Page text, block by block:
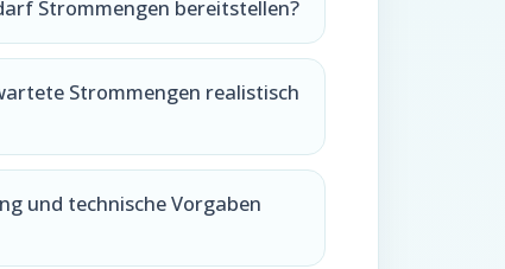
Strommengen bereitstellen?
Strommengen realistisch
und technische Vorgaben